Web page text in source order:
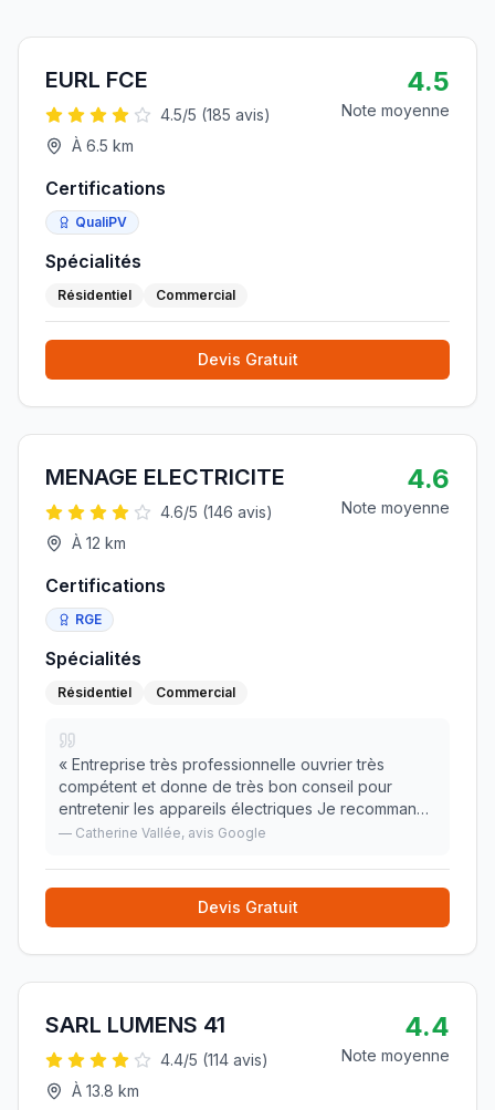
EURL FCE
4.5/5 (185 avis)
À 6.5 km
4.5
Note moyenne
Certifications
QualiPV
Spécialités
Résidentiel Commercial
Devis Gratuit
MENAGE ELECTRICITE
4.6/5 (146 avis)
À 12 km
4.6
Note moyenne
Certifications
RGE
Spécialités
Résidentiel Commercial
« Entreprise très professionnelle ouvrier très
compétent et donne de très bon conseil pour
entretenir les appareils électriques Je recommande
cette entreprise»
— Catherine Vallée, avis Google
Devis Gratuit
SARL LUMENS 41
4.4/5 (114 avis)
À 13.8 km
4.4
Note moyenne